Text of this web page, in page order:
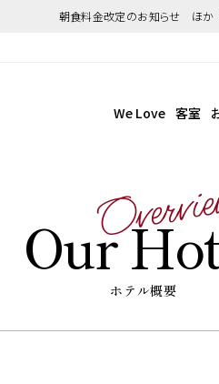
朝食料金改定のお知らせ ほか
We Love 客室
Our
ホテル概要